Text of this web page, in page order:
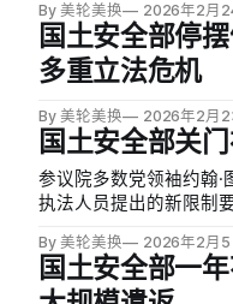
By 美轮美换 2026年2月
国土安全部停
多重立法危机
By 美轮美换 2026年2月
国土安全部关
参议院多数党领袖约翰
执法人员提出的新限制
By 美轮美换 2026年2月5
国土安全部一